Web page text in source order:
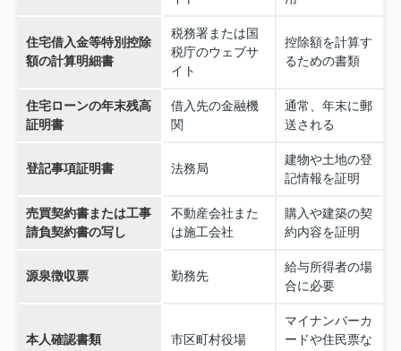
住宅借入金等特別控除
額の計算明細書
税務署または国
税庁のウェブサ
イト
控除額を計算す
るための書類
住宅ローンの年末残高
証明書
借入先の金融機
関
通常、年末に郵
送される
登記事項証明書 法務局
建物や土地の登
記情報を証明
売買契約書または工事
請負契約書の写し
不動産会社また
は施工会社
購入や建築の契
約内容を証明
源泉徴収票 勤務先
給与所得者の場
合に必要
本人確認書類 市区町村役場
マイナンバーカ
ードや住民票な